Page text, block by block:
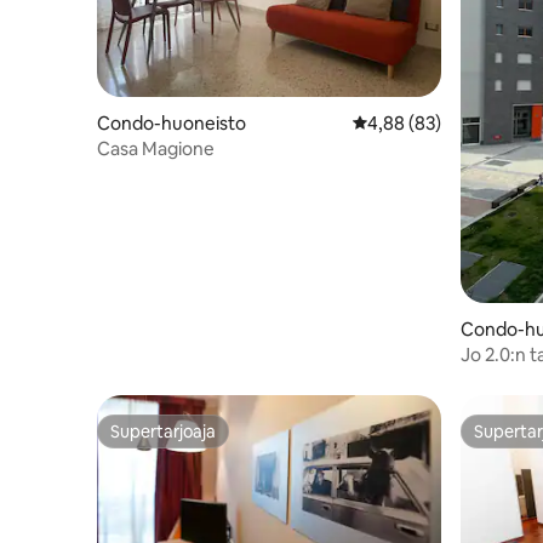
Condo-huoneisto Keskimääräinen arvio
4,88 (83)
Casa Magione
Condo-
Jo 2.0:n
Supertarjoaja
Supertarjoaja